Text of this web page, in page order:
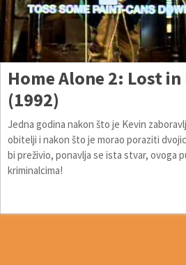
Home Alone 2: Lost
(1992)
Jedna godina nakon što je Kevin
obitelji i nakon što je morao poraziti
bi preživio, ponavlja se ista stvar, ovoga
kriminalcima!